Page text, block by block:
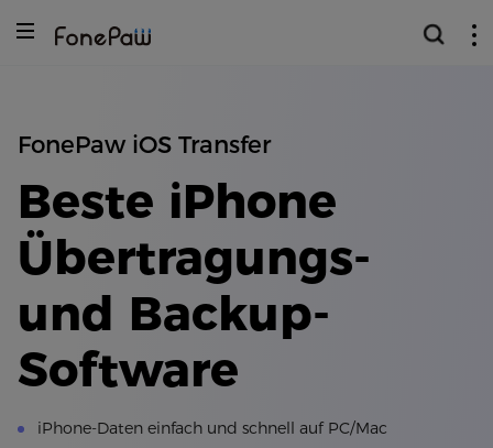
FonePaw iOS Transfer
Beste iPhone
Übertragungs-
und Backup-
Software
iPhone-Daten einfach und schnell auf PC/Mac